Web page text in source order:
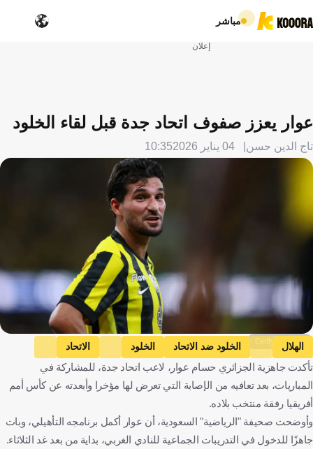
مباشر
إعلان
عوار يعزز صفوف اتحاد جدة قبل لقاء الخلود
تاج الدين حسن 04 يناير 2026 10:35
Getty Images
الهلال الخلود ضد الاتحاد الخلود
الاتحاد
دوري روشن السعودي
حسام عوار
المملكة العربية السعودية
الجزائر
كرة قدم
تأكدت جاهزية الجزائري حسام عوار، لاعب اتحاد جدة، للمشاركة في
المباريات، بعد تعافيه من الإصابة التي تعرض لها مؤخرا وأبعدته عن كأس أمم
أفريقيا رفقة منتخب بلاده.
وأوضحت صحيفة "الرياضية" السعودية، أن عوار أكمل برنامجه التأهيلي، وبات
جاهزًا للدخول في التدريبات الجماعية للنادي الغربي، بداية من بعد غد الثلاثاء.